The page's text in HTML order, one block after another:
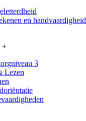
en handvaardigheid
+
3
Lezen